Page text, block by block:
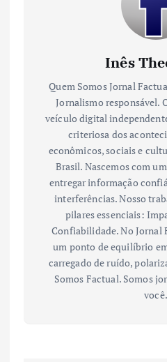
Inês
Quem Somos Jornal
Jornalismo responsável.
veículo digital
criteriosa dos
econômicos, sociais e
Brasil. Nascemos com
entregar informação
interferências. Nosso
pilares essenciais:
Confiabilidade. No Jornal
um ponto de equilíbrio
carregado de ruído,
Somos Factual. Somos
você.